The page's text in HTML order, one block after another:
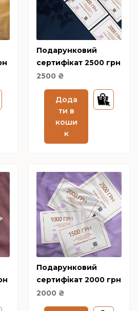
зробити прямо на сайті (Visa /
PayPal.
Подарунковий
сертифікат 2500 грн
2500 ₴
Дода
ти в
коши
к
Подарунковий
сертифікат 2000 грн
2000 ₴